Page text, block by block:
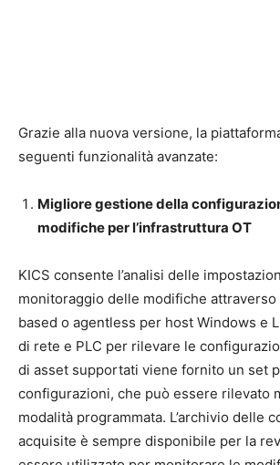
Grazie alla nuova versione, la
seguenti funzionalità avanzate:
Migliore gestione della
modifiche per l’infrastruttura OT
KICS consente l’analisi delle
monitoraggio delle modifiche
based o agentless per host Windows e
di rete e PLC per rilevare le
di asset supportati viene fornito un set
configurazioni, che può essere rilevato
modalità programmata. L’archivio delle
acquisite è sempre disponibile per la